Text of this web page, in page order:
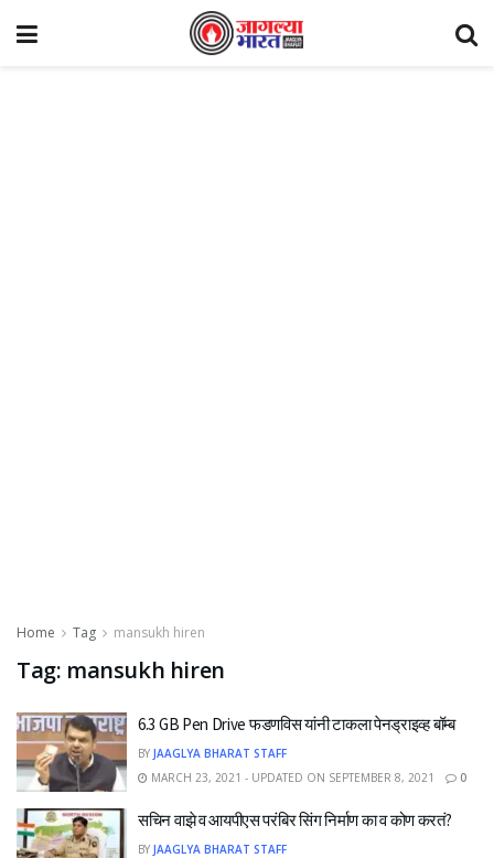
Home Tag mansukh hiren
Tag: mansukh hiren
6.3 GB Pen Drive फडणविस यांनी टाकला पेनड्राइव्ह बॉम्ब
BY JAAGLYA BHARAT STAFF
MARCH 23, 2021 - UPDATED ON SEPTEMBER 8, 2021
0
सचिन वाझे व आयपीएस परंबिर सिंग निर्माण का व कोण करतं?
BY JAAGLYA BHARAT STAFF